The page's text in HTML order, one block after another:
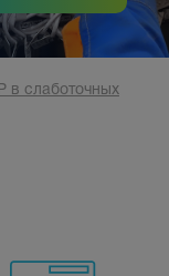
слаботочных